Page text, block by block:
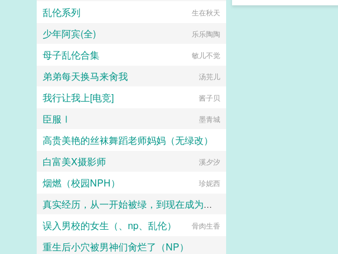
珍稀木种塞林木
乱伦系列 生在秋天
少年阿宾(全) 乐乐陶陶
母子乱伦合集 敏儿不觉
弟弟每天换马来肏我 汤芫儿
我行让我上[电竞] 酱子贝
臣服Ⅰ 墨青城
高贵美艳的丝袜舞蹈老师妈妈（无绿改）
江南大刀2012
白富美X摄影师 溪夕汐
烟燃（校园NPH） 珍妮西
真实经历，从一开始被绿，到现在成为绿奴
yaoyuan1984107
误入男校的女生（、np、乱伦） 骨肉生香
重生后小穴被男神们肏烂了（NP）